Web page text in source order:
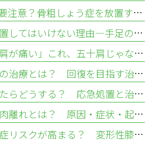
痛みがなくても要注意？骨粗しょう症を放置する骨折リスクと検査法
「しびれ」を放置してはいけない理由—手足のしびれが示す疾患とは
「腕を上げると肩が痛い」これ、五十肩じゃないかも？ 肩腱板損傷との違いについて
四十肩・五十肩の治療とは？ 回復を目指す治し方とリハビリ
肉離れを起こしたらどうする？ 応急処置と治し方
スポーツで多い肉離れとは？ 原因・症状・起こりやすい部位を解説
膝が痛いと認知症リスクが高まる？ 変形性膝関節症から考える健康リスク